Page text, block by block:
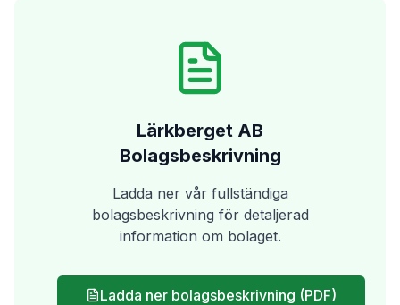
Lärkberget AB
Bolagsbeskrivning
Ladda ner vår fullständiga
bolagsbeskrivning för detaljerad
information om bolaget.
Ladda ner bolagsbeskrivning (PDF)